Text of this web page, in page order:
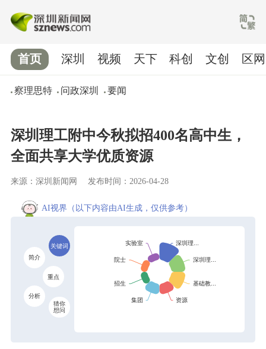
首页
察理思特 问政深圳 要闻
深圳 视频 天下 科创 文创 区网
深圳理工附中今秋拟招400名高中生，
全面共享大学优质资源
来源：深圳新闻网 发布时间：2026-04-28
AI视界 （以下内容由AI生成，仅供参考）
关键词
简介
重点
分析
猜你
想问